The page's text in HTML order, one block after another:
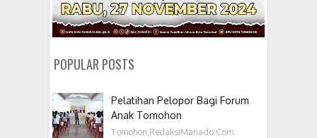
POPULAR POSTS
Pelatihan Pelopor Bagi Forum
Anak Tomohon
Tomohon,RedaksiManado.Com